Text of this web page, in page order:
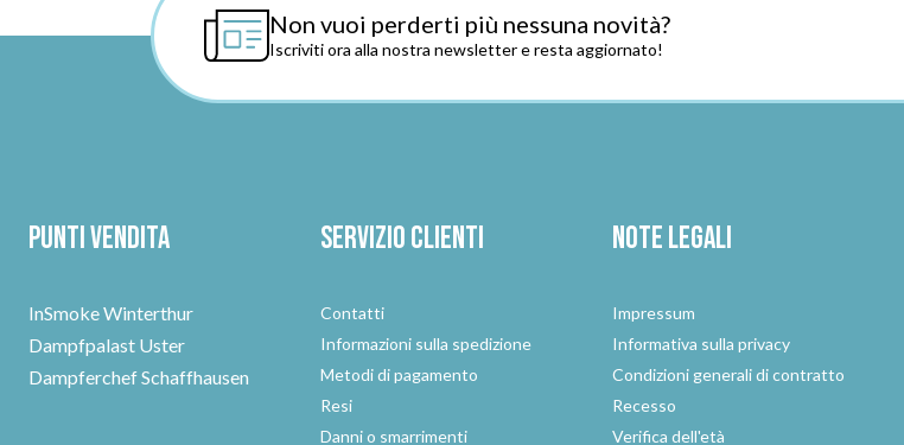
Non vuoi perderti più nessuna novità?
Iscriviti ora alla nostra newsletter e resta aggiornato!
Punti vendita
InSmoke Winterthur
Dampfpalast Uster
Dampferchef Schaffhausen
Servizio clienti
Contatti
Informazioni sulla spedizione
Metodi di pagamento
Resi
Danni o smarrimenti
Note legali
Impressum
Informativa sulla privacy
Condizioni generali di contratto
Recesso
Verifica dell'età